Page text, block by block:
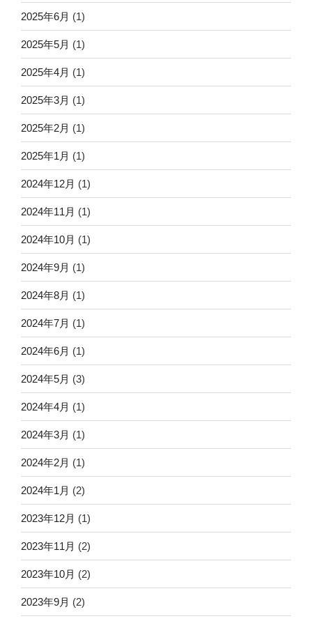
2025年6月 (1)
2025年5月 (1)
2025年4月 (1)
2025年3月 (1)
2025年2月 (1)
2025年1月 (1)
2024年12月 (1)
2024年11月 (1)
2024年10月 (1)
2024年9月 (1)
2024年8月 (1)
2024年7月 (1)
2024年6月 (1)
2024年5月 (3)
2024年4月 (1)
2024年3月 (1)
2024年2月 (1)
2024年1月 (2)
2023年12月 (1)
2023年11月 (2)
2023年10月 (2)
2023年9月 (2)